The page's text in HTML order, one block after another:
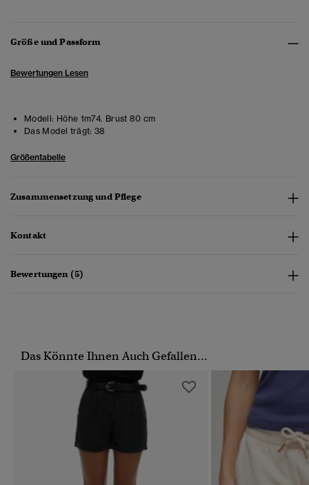
Größe und Passform
Bewertungen Lesen
Modell: Höhe 1m74. Brust 80 cm
Das Model trägt: 38
Größentabelle
Zusammensetzung und Pflege
Kontakt
Bewertungen (5)
Das Könnte Ihnen Auch Gefallen...